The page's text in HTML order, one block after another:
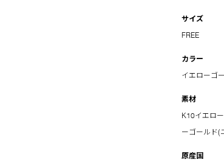
サイズ
FREE
カラー
イエローゴ
素材
K10イエロ
ーゴールド(
原産国